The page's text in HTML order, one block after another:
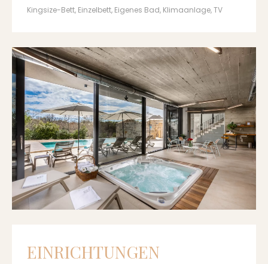
Kingsize-Bett, Einzelbett, Eigenes Bad, Klimaanlage, TV
EINRICHTUNGEN